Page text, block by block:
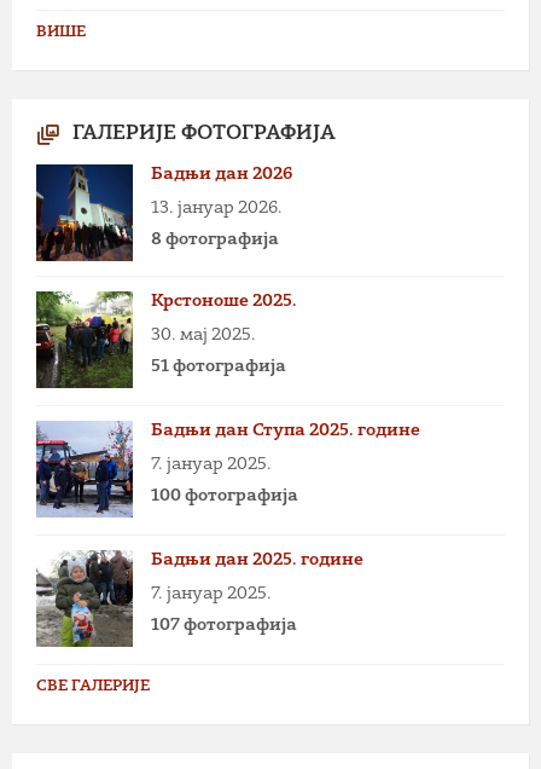
ВИШЕ
ГАЛЕРИЈЕ ФОТОГРАФИЈА
Бадњи дан 2026
13. јануар 2026.
8 фотографија
Крстоноше 2025.
30. мај 2025.
51 фотографија
Бадњи дан Ступа 2025. године
7. јануар 2025.
100 фотографија
Бадњи дан 2025. године
7. јануар 2025.
107 фотографија
СВЕ ГАЛЕРИЈЕ